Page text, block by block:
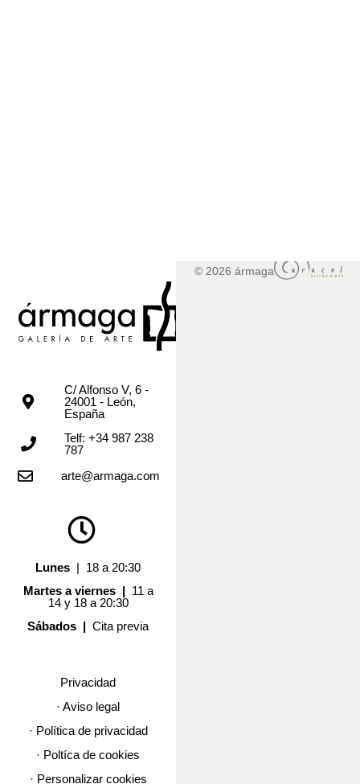
C/ Alfonso V, 6 -
24001 - León,
España
Telf: +34 987 238
787
arte@armaga.com
Lunes | 18 a 20:30
Martes a viernes | 11 a
14 y 18 a 20:30
Sábados |Cita previa
Privacidad
· Aviso legal
· Política de privacidad
· Poltíca de cookies
· Personalizar cookies
© 2026 ármaga